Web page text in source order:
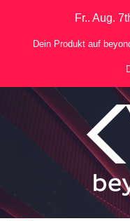
Fr.. Aug.
Dein Produkt auf